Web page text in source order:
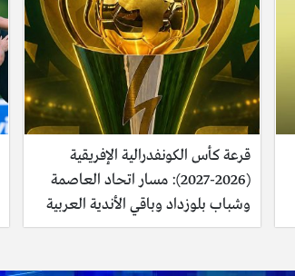
قرعة كأس الكونفدرالية الإفريقية
(2026-2027): مسار اتحاد العاصمة
وشباب بلوزداد وباقي الأندية العربية